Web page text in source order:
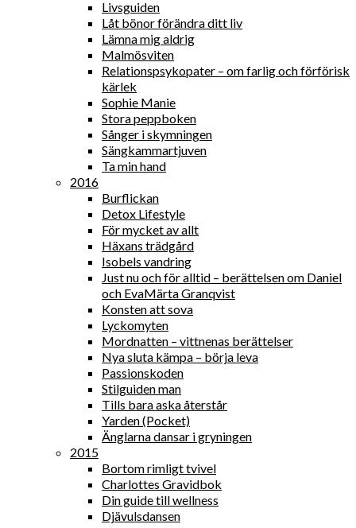
Livsguiden
Låt bönor förändra ditt liv
Lämna mig aldrig
Malmösviten
Relationspsykopater – om farlig och förförisk
kärlek
Sophie Manie
Stora peppboken
Sånger i skymningen
Sängkammartjuven
Ta min hand
2016
Burflickan
Detox Lifestyle
För mycket av allt
Häxans trädgård
Isobels vandring
Just nu och för alltid – berättelsen om Daniel
och EvaMärta Granqvist
Konsten att sova
Lyckomyten
Mordnatten – vittnenas berättelser
Nya sluta kämpa – börja leva
Passionskoden
Stilguiden man
Tills bara aska återstår
Yarden (Pocket)
Änglarna dansar i gryningen
2015
Bortom rimligt tvivel
Charlottes Gravidbok
Din guide till wellness
Djävulsdansen